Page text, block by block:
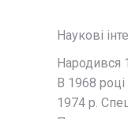
Наукові
Народився
В 1968
1974 р.